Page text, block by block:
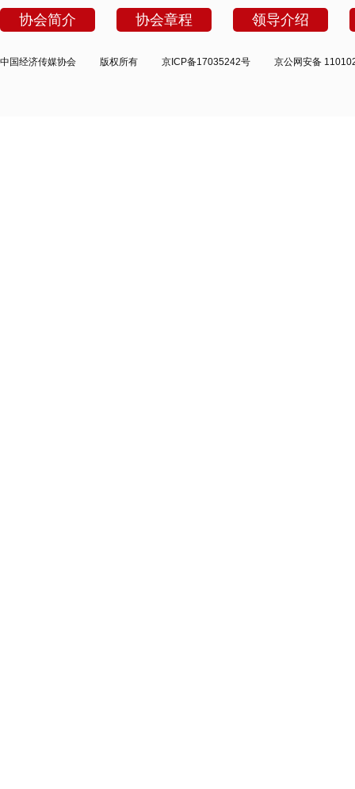
协会简介 协会章程 领导介绍
中国经济传媒协会 版权所有 京ICP备17035242号 京公网安备